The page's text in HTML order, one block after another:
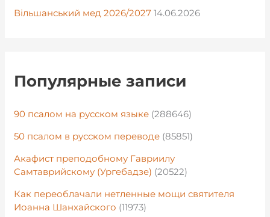
Вільшанський мед 2026/2027 14.06.2026
Популярные записи
90 псалом на русском языке (288646)
50 псалом в русском переводе (85851)
Акафист преподобному Гавриилу
Самтаврийскому (Ургебадзе) (20522)
Как переоблачали нетленные мощи святителя
Иоанна Шанхайского (11973)